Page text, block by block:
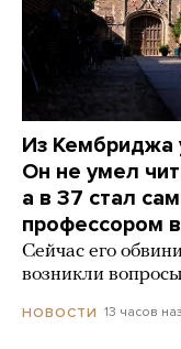
Из Кембриджа
Он не умел
а в 37 стал
профессором
Сейчас его
возникли вопросы
НОВОСТИ 13 часов